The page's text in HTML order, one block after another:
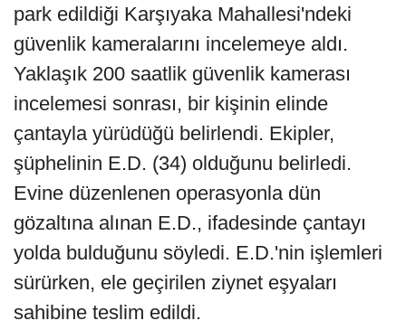
park edildiği Karşıyaka Mahallesi'ndeki
güvenlik kameralarını incelemeye aldı.
Yaklaşık 200 saatlik güvenlik kamerası
incelemesi sonrası, bir kişinin elinde
çantayla yürüdüğü belirlendi. Ekipler,
şüphelinin E.D. (34) olduğunu belirledi.
Evine düzenlenen operasyonla dün
gözaltına alınan E.D., ifadesinde çantayı
yolda bulduğunu söyledi. E.D.'nin işlemleri
sürürken, ele geçirilen ziynet eşyaları
sahibine teslim edildi.